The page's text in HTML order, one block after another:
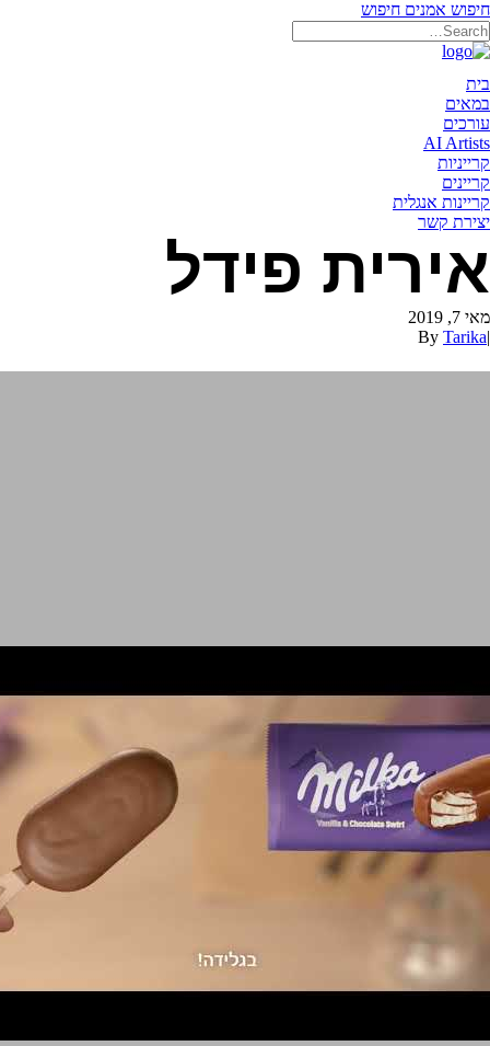
חיפוש אמנים חיפוש
בית
במאים
עורכים
AI Artists
קרייניות
קריינים
קריינות אנגלית
יצירת קשר
אירית פידל
מאי 7, 2019
|
By Tarika